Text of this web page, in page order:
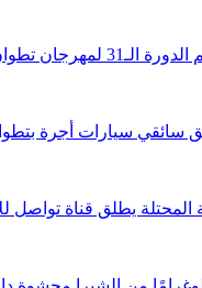
سائقي سيارات أجرة
المحتلة يطلق قناة تواصل